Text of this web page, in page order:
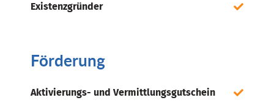
Existenzgründer
Förderung
Aktivierungs- und Vermittlungsgutschein